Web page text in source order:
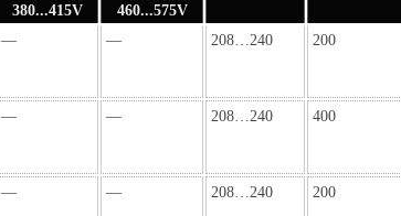
380...415V
460...575V
— — 208…240 200
— — 208…240 400
— — 208…240 200